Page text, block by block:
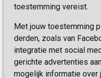
toestemming vereist.
Met jouw toestemming
derden, zoals van
integratie met social
gerichte advertenties
mogelijk informatie over
Blijf op de hoogte van
nieuwtjes met onze
INSCHRIJVEN